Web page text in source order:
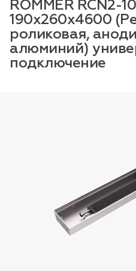
Пн-Пт, 9:00—18:00
ROMMER RCN2-
190х260х4600
роликовая,
алюминий)
подключение